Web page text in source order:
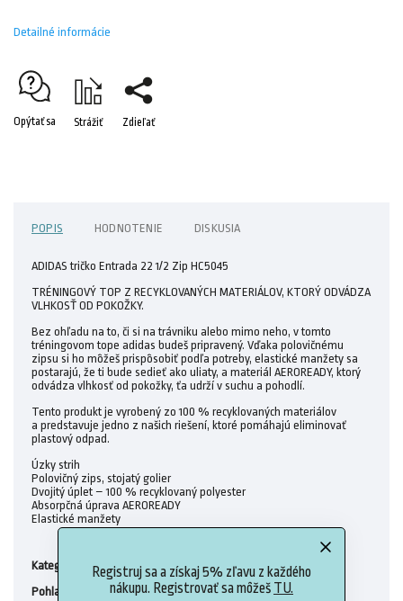
Registruj sa a získaj 5% zľavu z každého
nákupu. Registrovať sa môžeš TU.
Detailné informácie
Opýtať sa Strážiť Zdieľať
POPIS HODNOTENIE DISKUSIA
ADIDAS tričko Entrada 22 1/2 Zip HC5045
TRÉNINGOVÝ TOP Z RECYKLOVANÝCH MATERIÁLOV, KTORÝ ODVÁDZA
VLHKOSŤ OD POKOŽKY.
Bez ohľadu na to, či si na trávniku alebo mimo neho, v tomto
tréningovom tope adidas budeš pripravený. Vďaka polovičnému
zipsu si ho môžeš prispôsobiť podľa potreby, elastické manžety sa
postarajú, že ti bude sedieť ako uliaty, a materiál AEROREADY, ktorý
odvádza vlhkosť od pokožky, ťa udrží v suchu a pohodlí.
Tento produkt je vyrobený zo 100 % recyklovaných materiálov
a predstavuje jedno z našich riešení, ktoré pomáhajú eliminovať
plastový odpad.
Úzky strih
Polovičný zips, stojatý golier
Dvojitý úplet – 100 % recyklovaný polyester
Absorpčná úprava AEROREADY
Elastické manžety
Kategória
Dámske funkčné oblečenie
Pohlavie
Ženy